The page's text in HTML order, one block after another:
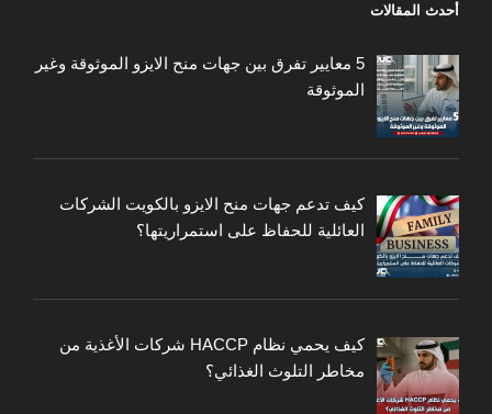
أحدث المقالات
5 معايير تفرق بين جهات منح الايزو الموثوقة وغير
الموثوقة
كيف تدعم جهات منح الايزو بالكويت الشركات
العائلية للحفاظ على استمراريتها؟
كيف يحمي نظام HACCP شركات الأغذية من
مخاطر التلوث الغذائي؟